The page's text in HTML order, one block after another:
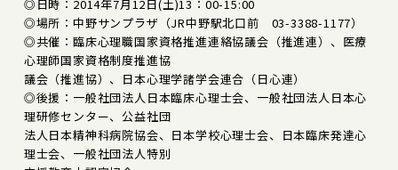
◎日時：2014年7月12日(土)13：00-15:00
◎場所：中野サンプラザ（JR中野駅北口前 03-3388-1177）
◎共催：臨床心理職国家資格推進連絡協議会（推進連）、医療
心理師国家資格制度推進協
議会（推進協）、日本心理学諸学会連合（日心連）
◎後援：一般社団法人日本臨床心理士会、一般社団法人日本心
理研修センター、公益社団
法人日本精神科病院協会、日本学校心理士会、日本臨床発達心
理士会、一般社団法人特別